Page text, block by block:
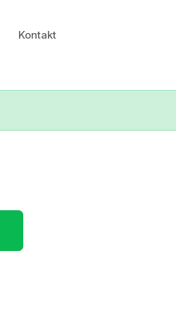
Kontakt